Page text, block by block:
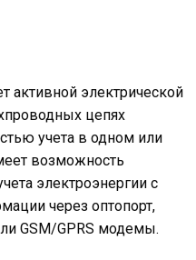
активной электрической
цепях
учета в одном или
возможность
электроэнергии с
через оптопорт,
GSM/GPRS модемы.